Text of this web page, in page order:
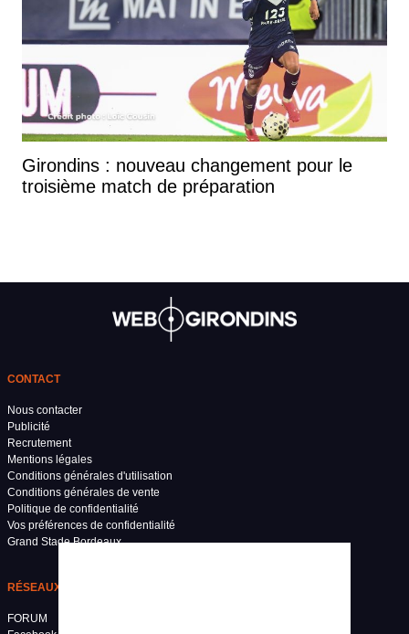
Girondins : nouveau changement pour le
troisième match de préparation
CONTACT
Nous contacter
Publicité
Recrutement
Mentions légales
Conditions générales d'utilisation
Conditions générales de vente
Politique de confidentialité
Vos préférences de confidentialité
Grand Stade Bordeaux
RÉSEAUX SOCIAUX
FORUM